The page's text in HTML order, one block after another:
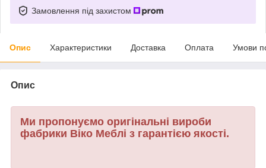
Замовлення під захистом
Опис Характеристики Доставка Оплата Умови
Опис
Ми пропонуємо оригінальні вироби
фабрики Віко Меблі з гарантією якості.